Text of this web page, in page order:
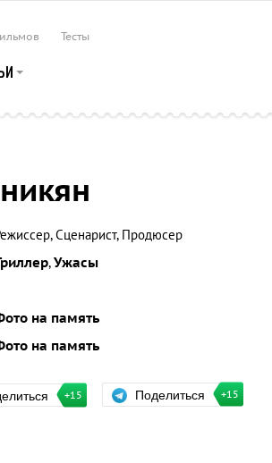
Тесты
Сценарист, Продюсер
,Ужасы
на память
на память
+15 Поделиться +15